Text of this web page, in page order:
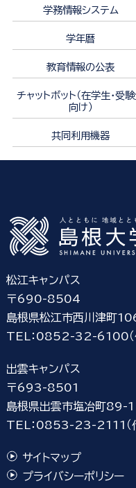
学務情報システム
学年暦
教育情報の公表
チャットボット（在学生・受
向け）
共同利用機器
松江キャンパス
〒690-8504
島根県松江市西川津町
TEL：0852-32-6100（
出雲キャンパス
〒693-8501
島根県出雲市塩冶町89-1
TEL：0853-23-2111（
サイトマップ
プライバシーポリシー